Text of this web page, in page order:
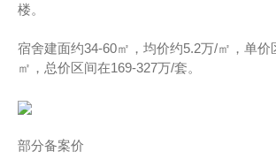
楼。
宿舍建面约34-60㎡，均价约5.2万/㎡，单价
㎡，总价区间在169-327万/套。
部分备案价